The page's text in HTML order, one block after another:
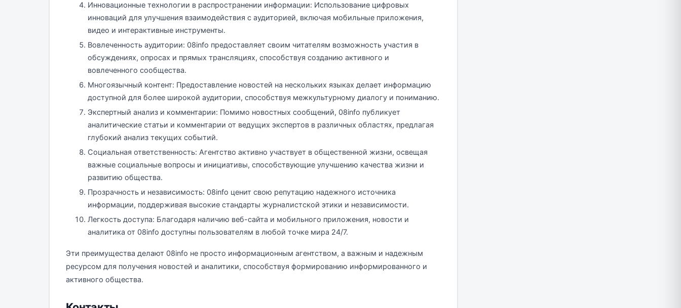
Инновационные технологии в распространении информации: Использование цифровых
инноваций для улучшения взаимодействия с аудиторией, включая мобильные приложения,
видео и интерактивные инструменты.
Вовлеченность аудитории: 08info предоставляет своим читателям возможность участия в
обсуждениях, опросах и прямых трансляциях, способствуя созданию активного и
вовлеченного сообщества.
Многоязычный контент: Предоставление новостей на нескольких языках делает информацию
доступной для более широкой аудитории, способствуя межкультурному диалогу и пониманию.
Экспертный анализ и комментарии: Помимо новостных сообщений, 08info публикует
аналитические статьи и комментарии от ведущих экспертов в различных областях, предлагая
глубокий анализ текущих событий.
Социальная ответственность: Агентство активно участвует в общественной жизни, освещая
важные социальные вопросы и инициативы, способствующие улучшению качества жизни и
развитию общества.
Прозрачность и независимость: 08info ценит свою репутацию надежного источника
информации, поддерживая высокие стандарты журналистской этики и независимости.
Легкость доступа: Благодаря наличию веб-сайта и мобильного приложения, новости и
аналитика от 08info доступны пользователям в любой точке мира 24/7.
Эти преимущества делают 08info не просто информационным агентством, а важным и надежным
ресурсом для получения новостей и аналитики, способствуя формированию информированного и
активного общества.